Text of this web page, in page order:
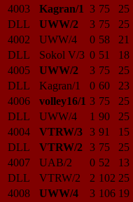
4003
Kagran/1 3 75 25
DLL
UWW/2 3 75 25
4002
UWW/4 0 58 21
DLL
Sokol V/3 0 51 18
4005
UWW/2 3 75 25
DLL
Kagran/1 0 60 23
4006
volley16/1 3 75 25
DLL
UWW/4 1 90 25
4004
VTRW/3 3 91 15
DLL
VTRW/2 3 75 25
4007
UAB/2 0 52 13
DLL
VTRW/2 2 102 25
4008
UWW/4 3 106 19